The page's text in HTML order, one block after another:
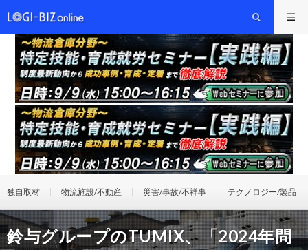
独自取材 物流施設/不動産 災害/事故/不祥事 テクノロジー/製品
鈴与グループのTUMIX、「2024年問